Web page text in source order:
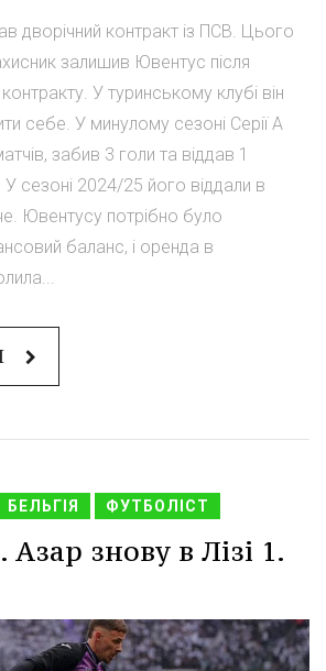
дворічний контракт із ПСВ. Цього
залишив Ювентус після
контракту. У туринському клубі він
себе. У минулому сезоні Серії А
забив 3 голи та віддав 1
сезоні 2024/25 його віддали в
Ювентусу потрібно було
баланс, і оренда в
БЕЛЬГІЯ ФУТБОЛІСТ
знову в Лізі 1.